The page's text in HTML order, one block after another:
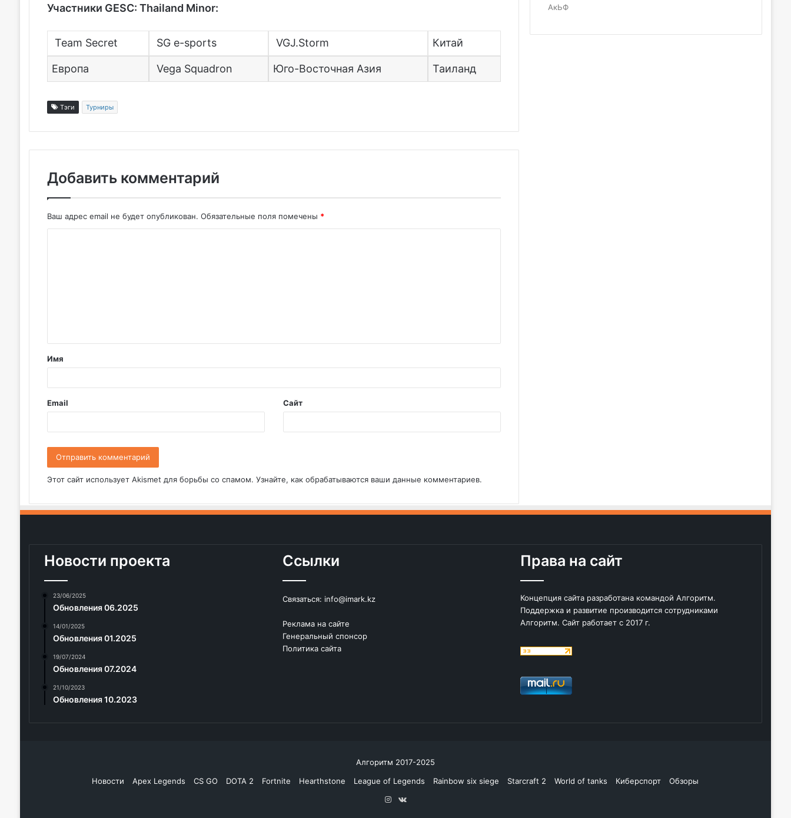
Участники GESC: Thailand Minor:
Team Secret SG e-sports VGJ.Storm Китай
Европа Vega Squadron Юго-Восточная Азия Таиланд
Тэги Турниры
Добавить комментарий
Ваш адрес email не будет опубликован. Обязательные поля помечены *
т
а
й
*
Имя
Email Сайт
Этот сайт использует Akismet для борьбы со спамом. Узнайте, как обрабатываются ваши данные комментариев.
АкЬФ
Новости проекта
23/06/2025
Обновления 06.2025
14/01/2025
Обновления 01.2025
19/07/2024
Обновления 07.2024
21/10/2023
Обновления 10.2023
Ссылки
Связаться: info@imark.kz
Реклама на сайте
Генеральный спонсор
Политика сайта
Права на сайт
Концепция сайта разработана командой Алгоритм.
Поддержка и развитие производится сотрудниками
Алгоритм. Сайт работает с 2017 г.
Алгоритм 2017-2025
Новости
Apex Legends CS GO DOTA 2 Fortnite Hearthstone League of Legends Rainbow six siege Starcraft 2 World of tanks Киберспорт
Обзоры
Instagram
vk.com